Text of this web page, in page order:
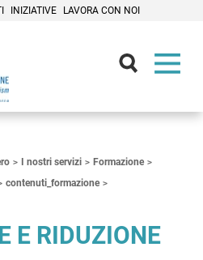
INIZIATIVE LAVORA CON NOI
I nostri servizi
Formazione
contenuti_formazione
E RIDUZIONE